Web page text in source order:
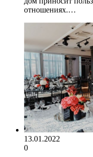
отношениях.…
13.01.2022
0